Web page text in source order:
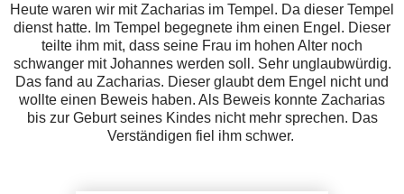
Heute waren wir mit Zacharias im Tempel. Da dieser Tempel
dienst hatte. Im Tempel begegnete ihm einen Engel. Dieser
teilte ihm mit, dass seine Frau im hohen Alter noch
schwanger mit Johannes werden soll. Sehr unglaubwürdig.
Das fand au Zacharias. Dieser glaubt dem Engel nicht und
wollte einen Beweis haben. Als Beweis konnte Zacharias
bis zur Geburt seines Kindes nicht mehr sprechen. Das
Verständigen fiel ihm schwer.